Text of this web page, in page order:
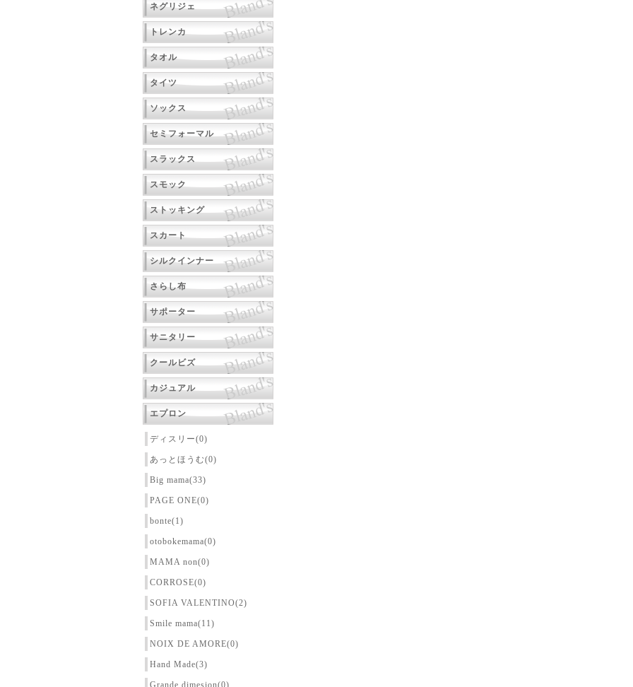
ネグリジェ
トレンカ
タオル
タイツ
ソックス
セミフォーマル
スラックス
スモック
ストッキング
スカート
シルクインナー
さらし布
サポーター
サニタリー
クールビズ
カジュアル
エプロン
ディスリー(0)
あっとほうむ(0)
Big mama(33)
PAGE ONE(0)
bonte(1)
otobokemama(0)
MAMA non(0)
CORROSE(0)
SOFIA VALENTINO(2)
Smile mama(11)
NOIX DE AMORE(0)
Hand Made(3)
Grande dimesion(0)